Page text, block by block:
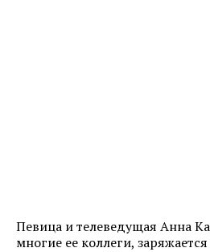
Певица и телеведущая Анна
многие ее коллеги,